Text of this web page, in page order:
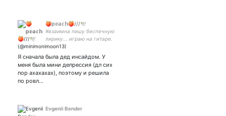
🍑𝕡𝕖𝕒𝕔𝕙🍑///🕊
#взаимна пишу беспечную
лирику... играю на гитаре.
приятно познакомиться,
папа персик 🍑 книжный
червь 📚 хочу похудеть до
48-53 кг
Я сначала была дед инсайдом. У
меня была мини депрессия (дл сих
пор ахахахах), поэтому и решила
по ровл…
Evgenii Bender